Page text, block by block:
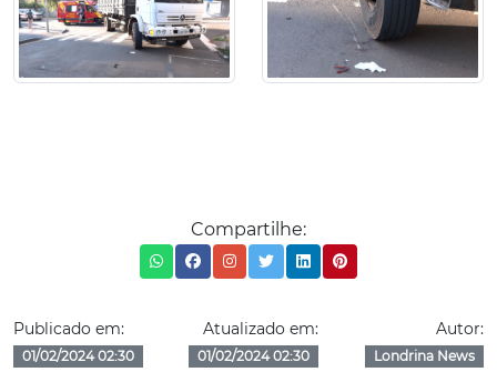
Compartilhe:
Publicado em:
01/02/2024 02:30
Atualizado em:
01/02/2024 02:30
Autor:
Londrina News